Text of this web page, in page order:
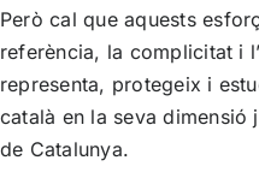
Però cal que aquests
referència, la complicitat i
representa, protegeix i
català en la seva dimensió
de Catalunya.